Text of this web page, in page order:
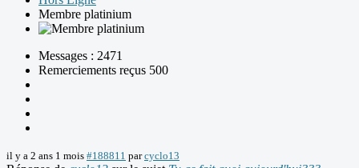
Membre platinium
Messages : 2471
Remerciements reçus 500
il y a 2 ans 1 mois #188811 parcyclo13